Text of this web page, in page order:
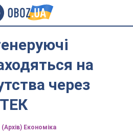
на
через
(Архів) Економіка